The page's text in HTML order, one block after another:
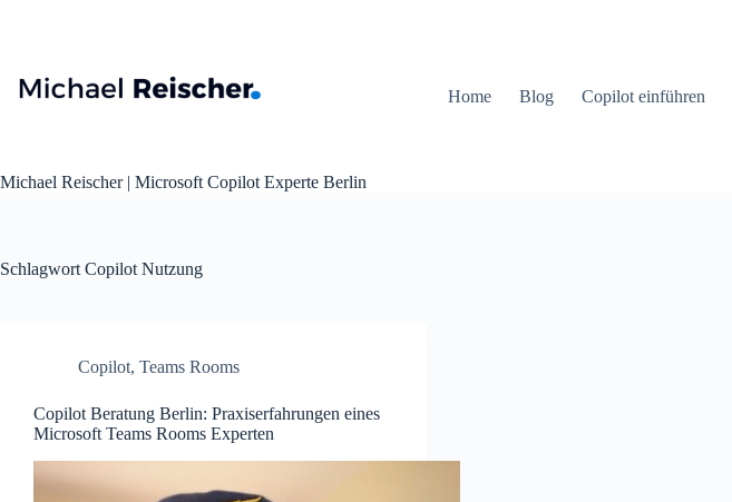
Michael Reischer | Microsoft Copilot Experte Berlin
Home Blog Copilot einführen
Schlagwort Copilot Nutzung
Copilot, Teams Rooms
Copilot Beratung Berlin: Praxiserfahrungen eines
Microsoft Teams Rooms Experten